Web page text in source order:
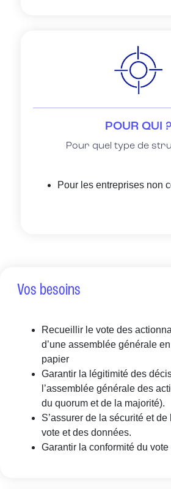
POUR QUI ?
Pour quel type de
Pour les entreprises non
Vos besoins
Recueillir le vote des
d’une assemblée générale
papier
Garantir la légitimité des
l’assemblée générale des
du quorum et de la majorité).
S’assurer de la sécurité et
vote et des données.
Garantir la conformité du